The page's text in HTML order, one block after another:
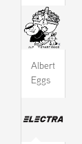
Albert
Eggs